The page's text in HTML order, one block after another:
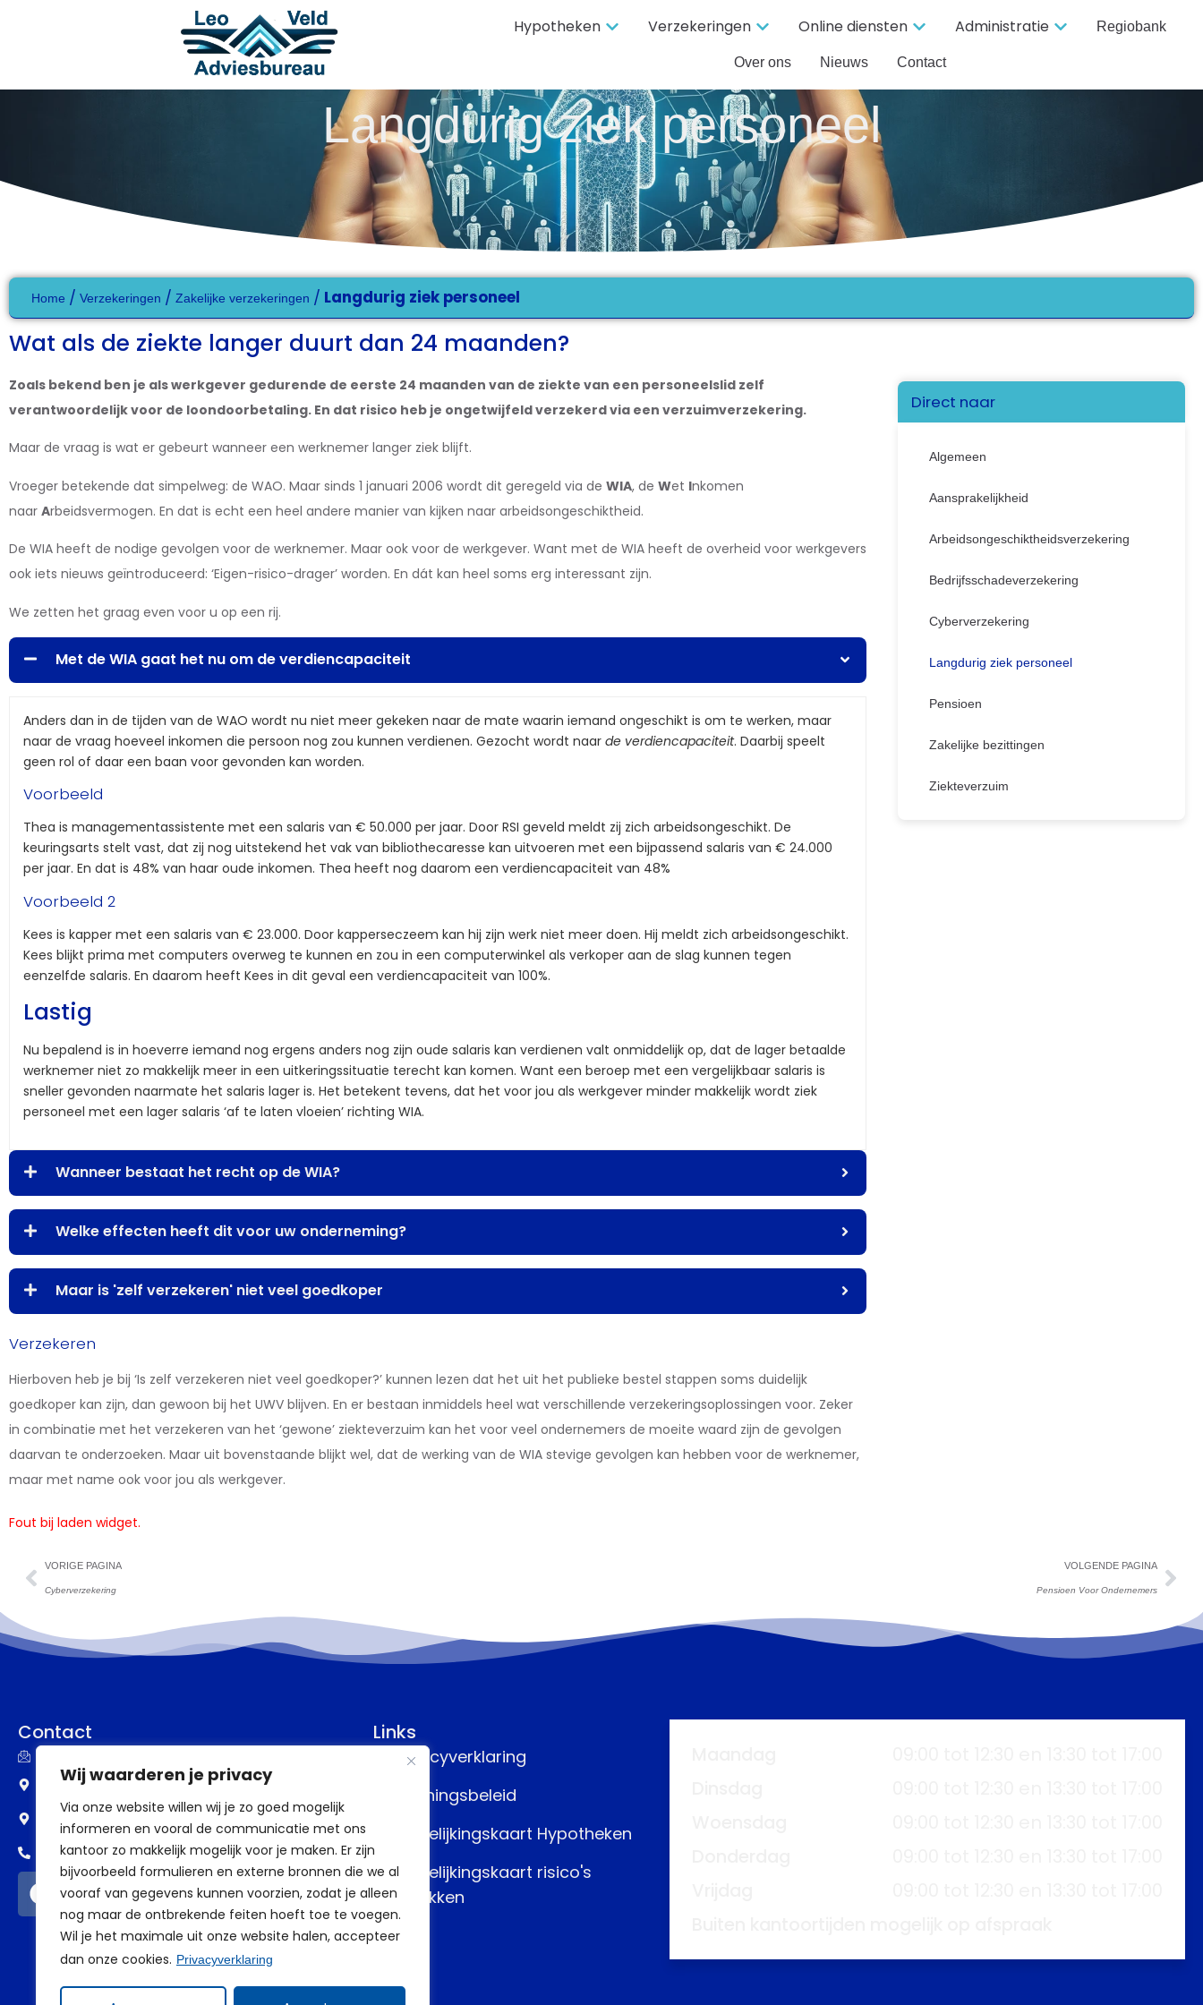
Wij waarderen je privacy
Via onze website willen wij je zo goed mogelijk
informeren en vooral de communicatie met ons
kantoor zo makkelijk mogelijk voor je maken. Er zijn
bijvoorbeeld formulieren en externe bronnen die we al
vooraf van gegevens kunnen voorzien, zodat je alleen
nog maar de ontbrekende feiten hoeft toe te voegen.
Wil je het maximale uit onze website halen, accepteer
dan onze cookies. Privacyverklaring
Hypotheken Verzekeringen Online diensten Administratie Regiobank
Over ons Nieuws Contact
Langdurig ziek personeel
Home / Verzekeringen / Zakelijke verzekeringen / Langdurig ziek personeel
Wat als de ziekte langer duurt dan 24 maanden?
Zoals bekend ben je als werkgever gedurende de eerste 24 maanden van de ziekte van een personeelslid zelf
verantwoordelijk voor de loondoorbetaling. En dat risico heb je ongetwijfeld verzekerd via een verzuimverzekering.
Maar de vraag is wat er gebeurt wanneer een werknemer langer ziek blijft.
Vroeger betekende dat simpelweg: de WAO. Maar sinds 1 januari 2006 wordt dit geregeld via de WIA, de Wet Inkomen
naar Arbeidsvermogen. En dat is echt een heel andere manier van kijken naar arbeidsongeschiktheid.
De WIA heeft de nodige gevolgen voor de werknemer. Maar ook voor de werkgever. Want met de WIA heeft de overheid voor werkgevers
ook iets nieuws geïntroduceerd: ‘Eigen-risico-drager’ worden. En dát kan heel soms erg interessant zijn.
We zetten het graag even voor u op een rij.
Met de WIA gaat het nu om de verdiencapaciteit
Anders dan in de tijden van de WAO wordt nu niet meer gekeken naar de mate waarin iemand ongeschikt is om te werken, maar
naar de vraag hoeveel inkomen die persoon nog zou kunnen verdienen. Gezocht wordt naar de verdiencapaciteit. Daarbij speelt
geen rol of daar een baan voor gevonden kan worden.
Voorbeeld
Thea is managementassistente met een salaris van € 50.000 per jaar. Door RSI geveld meldt zij zich arbeidsongeschikt. De
keuringsarts stelt vast, dat zij nog uitstekend het vak van bibliothecaresse kan uitvoeren met een bijpassend salaris van € 24.000
per jaar. En dat is 48% van haar oude inkomen. Thea heeft nog daarom een verdiencapaciteit van 48%
Voorbeeld 2
Kees is kapper met een salaris van € 23.000. Door kapperseczeem kan hij zijn werk niet meer doen. Hij meldt zich arbeidsongeschikt.
Kees blijkt prima met computers overweg te kunnen en zou in een computerwinkel als verkoper aan de slag kunnen tegen
eenzelfde salaris. En daarom heeft Kees in dit geval een verdiencapaciteit van 100%.
Lastig
Nu bepalend is in hoeverre iemand nog ergens anders nog zijn oude salaris kan verdienen valt onmiddelijk op, dat de lager betaalde
werknemer niet zo makkelijk meer in een uitkeringssituatie terecht kan komen. Want een beroep met een vergelijkbaar salaris is
sneller gevonden naarmate het salaris lager is. Het betekent tevens, dat het voor jou als werkgever minder makkelijk wordt ziek
personeel met een lager salaris ‘af te laten vloeien’ richting WIA.
Wanneer bestaat het recht op de WIA?
Welke effecten heeft dit voor uw onderneming?
Maar is 'zelf verzekeren' niet veel goedkoper
Verzekeren
Hierboven heb je bij ‘Is zelf verzekeren niet veel goedkoper?’ kunnen lezen dat het uit het publieke bestel stappen soms duidelijk
goedkoper kan zijn, dan gewoon bij het UWV blijven. En er bestaan inmiddels heel wat verschillende verzekeringsoplossingen voor. Zeker
in combinatie met het verzekeren van het ‘gewone’ ziekteverzuim kan het voor veel ondernemers de moeite waard zijn de gevolgen
daarvan te onderzoeken. Maar uit bovenstaande blijkt wel, dat de werking van de WIA stevige gevolgen kan hebben voor de werknemer,
maar met name ook voor jou als werkgever.
Direct naar
Algemeen
Aansprakelijkheid
Arbeidsongeschiktheidsverzekering
Bedrijfsschadeverzekering
Cyberverzekering
Langdurig ziek personeel
Pensioen
Zakelijke bezittingen
Ziekteverzuim
Fout bij laden widget.
VORIGE PAGINA
Cyberverzekering
VOLGENDE PAGINA
Pensioen Voor Ondernemers
Contact
Frankenstraat 77
6582 CW Heumen
0318 - 388 69 98
Links
Privacyverklaring
Beloningsbeleid
Vergelijkingskaart Hypotheken
Vergelijkingskaart risico's
afdekken